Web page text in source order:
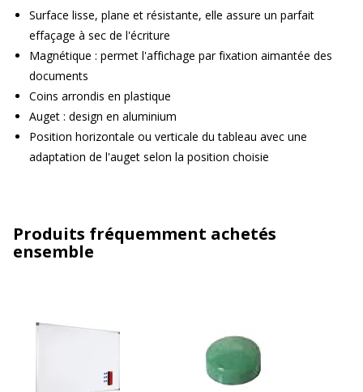
Surface lisse, plane et résistante, elle assure un parfait
effaçage à sec de l'écriture
Magnétique : permet l'affichage par fixation aimantée des
documents
Coins arrondis en plastique
Auget : design en aluminium
Position horizontale ou verticale du tableau avec une
adaptation de l'auget selon la position choisie
Produits fréquemment achetés
ensemble